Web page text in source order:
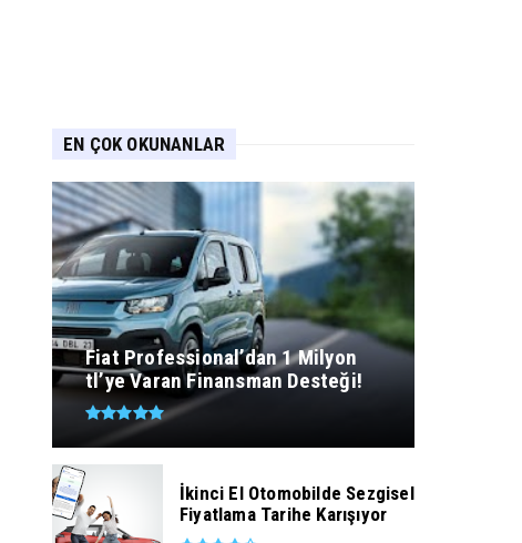
EN ÇOK OKUNANLAR
Fiat Professional’dan 1 Milyon
tl’ye Varan Finansman Desteği!
İkinci El Otomobilde Sezgisel
Fiyatlama Tarihe Karışıyor